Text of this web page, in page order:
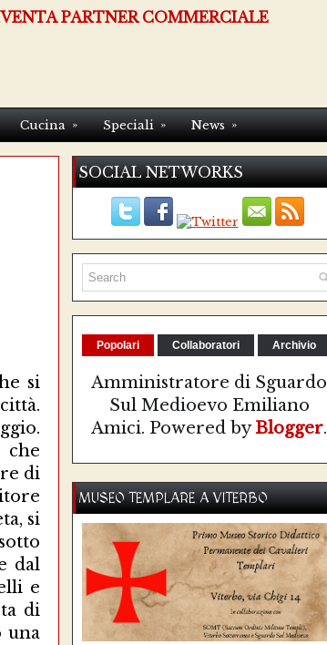
PARTNER COMMERCIALE
Cucina » Speciali » News »
si
che
di
si
dal
e
di
una
SOCIAL NETWORKS
Popolari Collaboratori Archivio
Amministratore di Sguardo
Sul Medioevo Emiliano
Amici. Powered byBlogger.
MUSEO TEMPLARE A VITERBO